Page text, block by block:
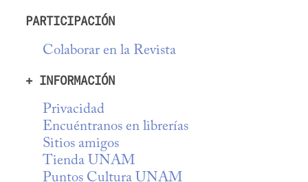
PARTICIPACIÓN
Colaborar en la Revista
+ INFORMACIÓN
Privacidad
Encuéntranos en librerías
Sitios amigos
Tienda UNAM
Puntos Cultura UNAM